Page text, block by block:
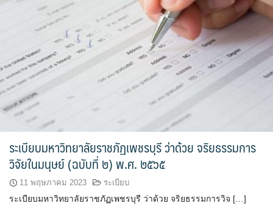
ระเบียบมหาวิทยาลัยราชภัฏเพชรบุรี ว่าด้วย จริยธรรมการ
วิจัยในมนุษย์ (ฉบับที่ ๒) พ.ศ. ๒๕๖๕
11 พฤษภาคม 2023 ระเบียบ
ระเบียบมหาวิทยาลัยราชภัฏเพชรบุรี ว่าด้วย จริยธรรมการวิจ […]